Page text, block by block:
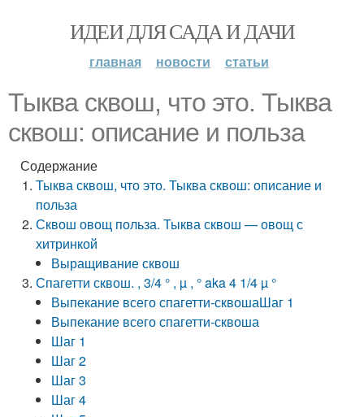
ИДЕИ ДЛЯ САДА И ДАЧИ
главная новости статьи
Тыква сквош, что это. Тыква
сквош: описание и польза
Содержание
Тыква сквош, что это. Тыква сквош: описание и
польза
Сквош овощ польза. Тыква сквош — овощ с
хитринкой
Выращивание сквош
Спагетти сквош. , 3/4 ° , µ , ° aka 4 1/4 µ °
Выпекание всего спагетти-сквошаШаг 1
Выпекание всего спагетти-сквоша
Шаг 1
Шаг 2
Шаг 3
Шаг 4